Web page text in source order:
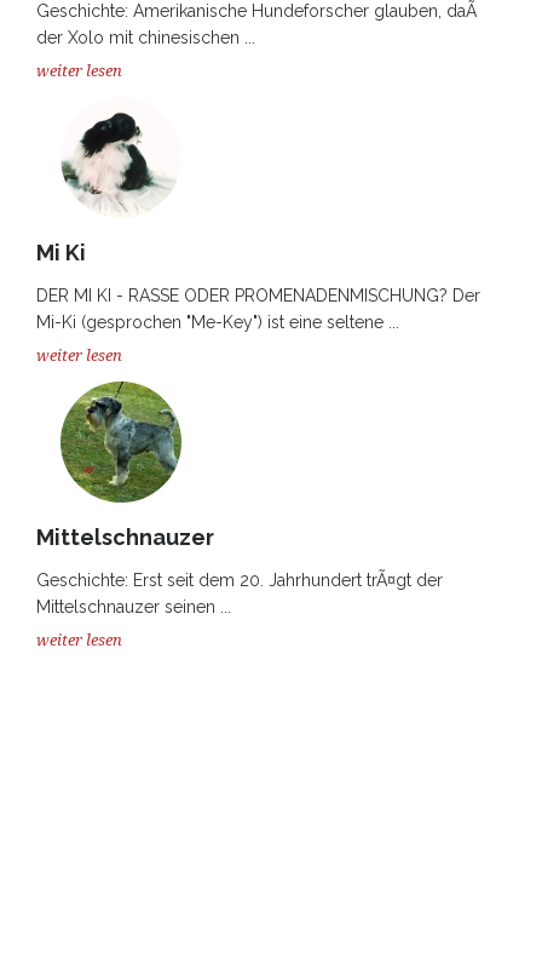
Geschichte: Amerikanische Hundeforscher glauben, daÃ
der Xolo mit chinesischen ...
weiter lesen
Mi Ki
DER MI KI - RASSE ODER PROMENADENMISCHUNG? Der
Mi-Ki (gesprochen "Me-Key") ist eine seltene ...
weiter lesen
Mittelschnauzer
Geschichte: Erst seit dem 20. Jahrhundert trÃ¤gt der
Mittelschnauzer seinen ...
weiter lesen